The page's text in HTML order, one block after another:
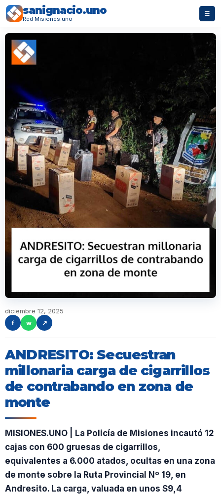
sanignacio.uno
Red Misiones.uno
☰
diciembre 12, 2025
f
w ↗
ANDRESITO: Secuestran
millonaria carga de cigarrillos
de contrabando en zona de
monte
MISIONES.UNO | La Policía de Misiones incautó 12
cajas con 600 gruesas de cigarrillos,
equivalentes a 6.000 atados, ocultas en una zona
de monte sobre la Ruta Provincial Nº 19, en
Andresito. La carga, valuada en unos $9,4